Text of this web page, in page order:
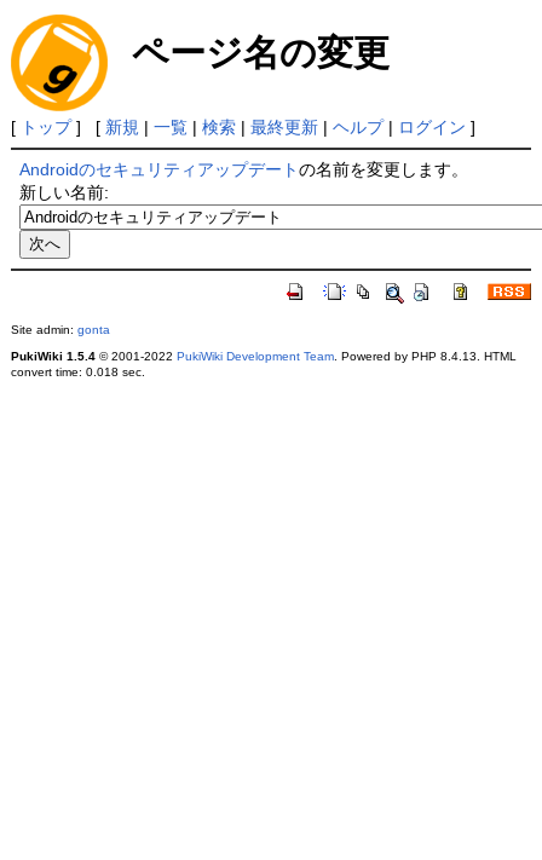
ページ名の変更
[ トップ] [ 新規 | 一覧| 検索| 最終更新| ヘルプ| ログイン ]
Androidのセキュリティアップデートの名前を変更します。
新しい名前:
Site admin: gonta
PukiWiki 1.5.4© 2001-2022 PukiWiki Development Team. Powered by PHP 8.4.13. HTML
convert time: 0.018 sec.